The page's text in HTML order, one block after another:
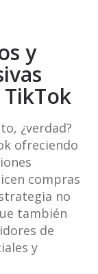
y
¿verdad?
ofreciendo
compras
no
también
de
y